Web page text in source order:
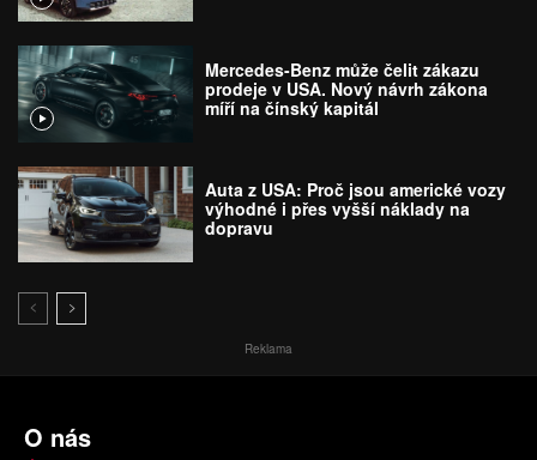
Mercedes-Benz může čelit zákazu
prodeje v USA. Nový návrh zákona
míří na čínský kapitál
Auta z USA: Proč jsou americké vozy
výhodné i přes vyšší náklady na
dopravu
Reklama
O nás